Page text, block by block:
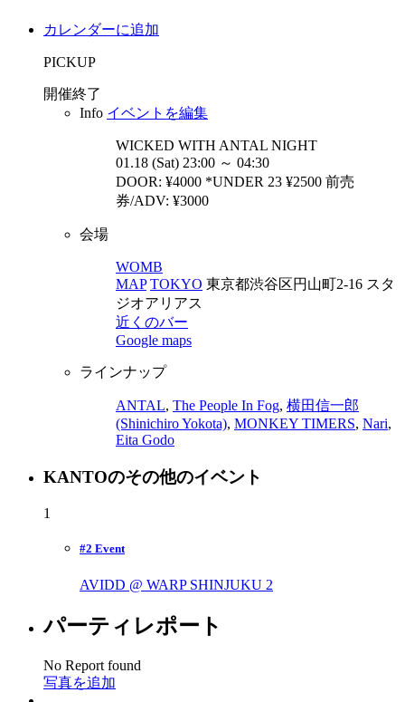
カレンダーに追加
PICKUP
開催終了
Info イベントを編集
WICKED WITH ANTAL NIGHT
01.18 (Sat) 23:00 ～ 04:30
DOOR: ¥4000 *UNDER 23 ¥2500 前売
券/ADV: ¥3000
会場
WOMB
MAP TOKYO 東京都渋谷区円山町2-16 スタ
ジオアリアス
近くのバー
Google maps
ラインナップ
ANTAL, The People In Fog, 横田信一郎
(Shinichiro Yokota), MONKEY TIMERS, Nari,
Eita Godo
KANTOのその他のイベント
1
#2 Event
AVIDD @ WARP SHINJUKU 2
パーティレポート
No Report found
写真を追加